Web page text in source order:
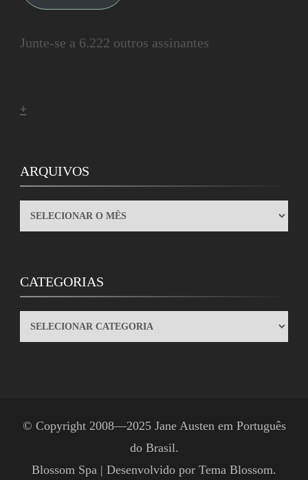
Junte-se a 6.222 outros assinantes
+
ARQUIVOS
ARQUIVOS
CATEGORIAS
CATEGORIAS
© Copyright 2008—2025 Jane Austen em Português
do Brasil.
Blossom Spa | Desenvolvido por Tema Blossom.